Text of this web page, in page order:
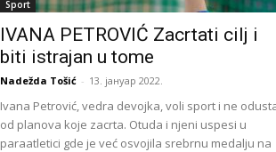
Sport
IVANA PETROVIĆ Zacrtati cilj i
biti istrajan u tome
Nadežda Tošić - 13. јануар 2022.
Ivana Petrović, vedra devojka, voli sport i ne
od planova koje zacrta. Otuda i njeni uspesi u
paraatletici gde je već osvojila srebrnu medalju na